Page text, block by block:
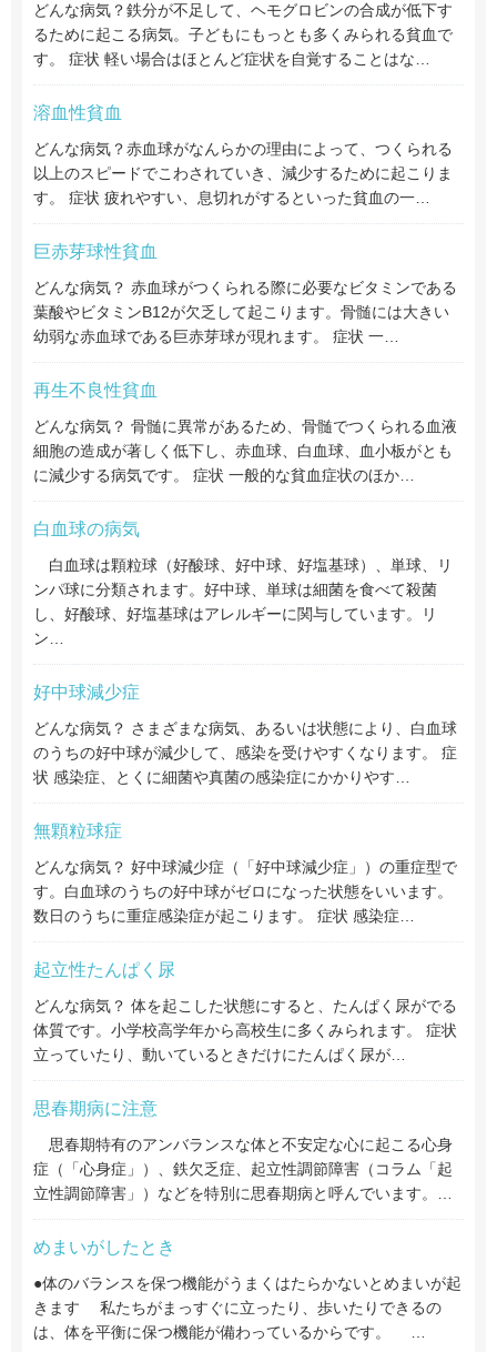
どんな病気？鉄分が不足して、ヘモグロビンの合成が低下す
るために起こる病気。子どもにもっとも多くみられる貧血で
す。 症状 軽い場合はほとんど症状を自覚することはな…
溶血性貧血
どんな病気？赤血球がなんらかの理由によって、つくられる
以上のスピードでこわされていき、減少するために起こりま
す。 症状 疲れやすい、息切れがするといった貧血の一…
巨赤芽球性貧血
どんな病気？ 赤血球がつくられる際に必要なビタミンである
葉酸やビタミンB12が欠乏して起こります。骨髄には大きい
幼弱な赤血球である巨赤芽球が現れます。 症状 一…
再生不良性貧血
どんな病気？ 骨髄に異常があるため、骨髄でつくられる血液
細胞の造成が著しく低下し、赤血球、白血球、血小板がとも
に減少する病気です。 症状 一般的な貧血症状のほか…
白血球の病気
白血球は顆粒球（好酸球、好中球、好塩基球）、単球、リ
ンパ球に分類されます。好中球、単球は細菌を食べて殺菌
し、好酸球、好塩基球はアレルギーに関与しています。リ
ン…
好中球減少症
どんな病気？ さまざまな病気、あるいは状態により、白血球
のうちの好中球が減少して、感染を受けやすくなります。 症
状 感染症、とくに細菌や真菌の感染症にかかりやす…
無顆粒球症
どんな病気？ 好中球減少症（「好中球減少症」）の重症型で
す。白血球のうちの好中球がゼロになった状態をいいます。
数日のうちに重症感染症が起こります。 症状 感染症…
起立性たんぱく尿
どんな病気？ 体を起こした状態にすると、たんぱく尿がでる
体質です。小学校高学年から高校生に多くみられます。 症状
立っていたり、動いているときだけにたんぱく尿が…
思春期病に注意
思春期特有のアンバランスな体と不安定な心に起こる心身
症（「心身症」）、鉄欠乏症、起立性調節障害（コラム「起
立性調節障害」）などを特別に思春期病と呼んでいます。…
めまいがしたとき
●体のバランスを保つ機能がうまくはたらかないとめまいが起
きます 私たちがまっすぐに立ったり、歩いたりできるの
は、体を平衡に保つ機能が備わっているからです。 …